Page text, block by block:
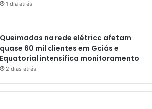
1 dia atrás
Queimadas na rede elétrica afetam
quase 60 mil clientes em Goiás e
Equatorial intensifica monitoramento
2 dias atrás